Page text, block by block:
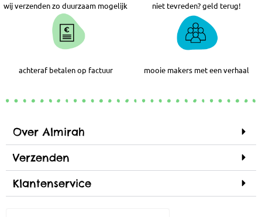
wij verzenden zo duurzaam mogelijk niet tevreden? geld terug!
achteraf betalen op factuur mooie makers met een verhaal
Over Almirah
Verzenden
Klantenservice